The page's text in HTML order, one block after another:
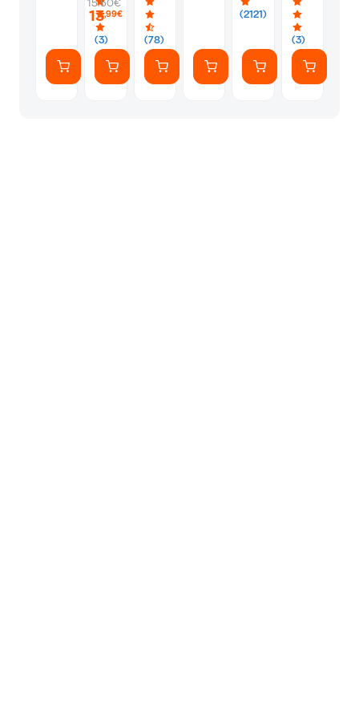
(3)
15.50€
13,99€
Silver
(78)
(2121)
Φακελάκι
(7
(3)